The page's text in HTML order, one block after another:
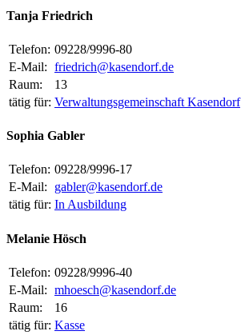
Tanja Friedrich
Telefon: 09228/9996-80
E-Mail: friedrich@kasendorf.de
Raum:
13
tätig für: Verwaltungsgemeinschaft Kasendorf
Sophia Gabler
Telefon: 09228/9996-17
E-Mail:
gabler@kasendorf.de
tätig für: In Ausbildung
Melanie Hösch
Telefon: 09228/9996-40
E-Mail: mhoesch@kasendorf.de
Raum:
16
tätig für: Kasse